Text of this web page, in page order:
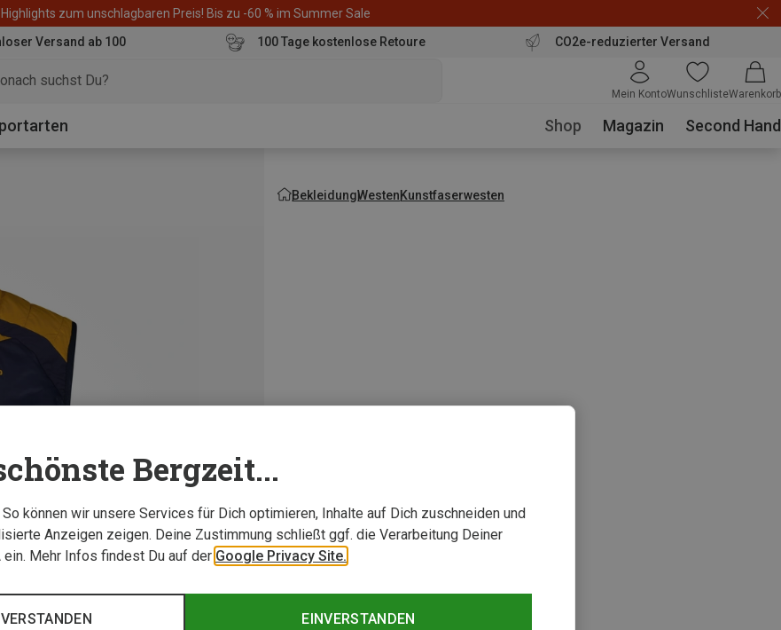
Highlights zum unschlagbaren Preis! Bis zu -60 % im Summer Sale
Versand ab 100
100 Tage kostenlose Retoure CO2e-reduzierter Versand
Mein KontoWunschlisteWarenkorb
Shop Magazin Second Hand
BekleidungWestenKunstfaserwesten
Bergzeit...
können wir unsere Services für Dich optimieren, Inhalte auf Dich zuschneiden und
Anzeigen zeigen. Deine Zustimmung schließt ggf. die Verarbeitung Deiner
ein. Mehr Infos findest Du auf der Google Privacy Site.
EINVERSTANDEN